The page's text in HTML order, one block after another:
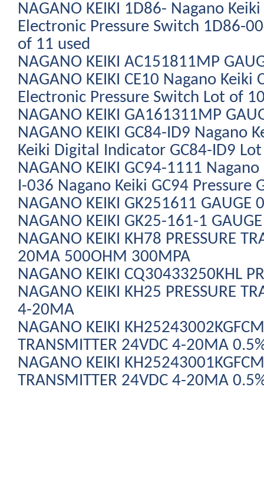
NAGANO KEIKI 1D86- Nagano
Electronic Pressure Switch 1D86-
of 11 used
NAGANO KEIKI AC151811MP
NAGANO KEIKI CE10 Nagano Keiki
Electronic Pressure Switch Lot of
NAGANO KEIKI GA161311MP
NAGANO KEIKI GC84-ID9 Nagano
Keiki Digital Indicator GC84-ID9
NAGANO KEIKI GC94-1111
I-036 Nagano Keiki GC94 Pressure
NAGANO KEIKI GK251611 GAUGE
NAGANO KEIKI GK25-161-1
NAGANO KEIKI KH78 PRESSURE
20MA 500OHM 300MPA
NAGANO KEIKI CQ30433250KHL
NAGANO KEIKI KH25 PRESSURE
4-20MA
NAGANO KEIKI
TRANSMITTER 24VDC 4-20MA
NAGANO KEIKI
TRANSMITTER 24VDC 4-20MA